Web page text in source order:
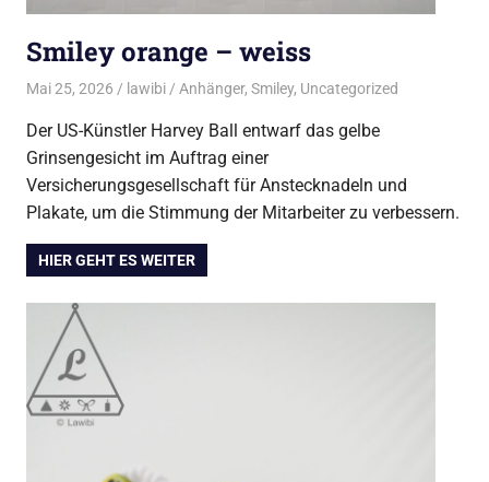
Smiley orange – weiss
Mai 25, 2026 lawibi Anhänger, Smiley, Uncategorized
Der US-Künstler Harvey Ball entwarf das gelbe
Grinsengesicht im Auftrag einer
Versicherungsgesellschaft für Anstecknadeln und
Plakate, um die Stimmung der Mitarbeiter zu verbessern.
HIER GEHT ES WEITER